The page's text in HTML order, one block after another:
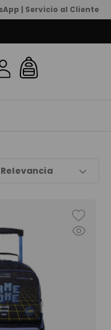
| Servicio al Cliente
Relevancia